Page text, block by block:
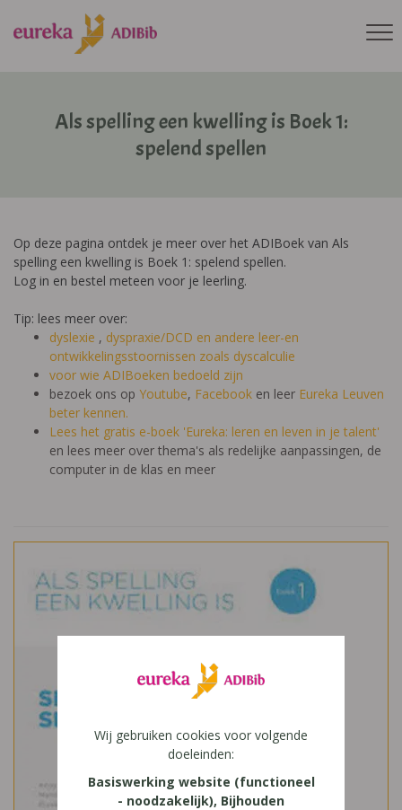
Als spelling een kwelling is Boek 1:
spelend spellen
Op deze pagina ontdek je meer over het ADIBoek van Als
spelling een kwelling is Boek 1: spelend spellen.
Log in en bestel meteen voor je leerling.
Tip: lees meer over:
dyslexie , dyspraxie/DCD en andere leer-en
ontwikkelingsstoornissen zoals dyscalculie
voor wie ADIBoeken bedoeld zijn
bezoek ons op Youtube, Facebook en leer Eureka Leuven
beter kennen.
Lees het gratis e-boek 'Eureka: leren en leven in je talent'
en lees meer over thema's als redelijke aanpassingen, de
computer in de klas en meer
Wij gebruiken cookies voor volgende
doeleinden:
Basiswerking website (functioneel
- noodzakelijk), Bijhouden